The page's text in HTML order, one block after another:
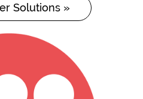
Solutions »